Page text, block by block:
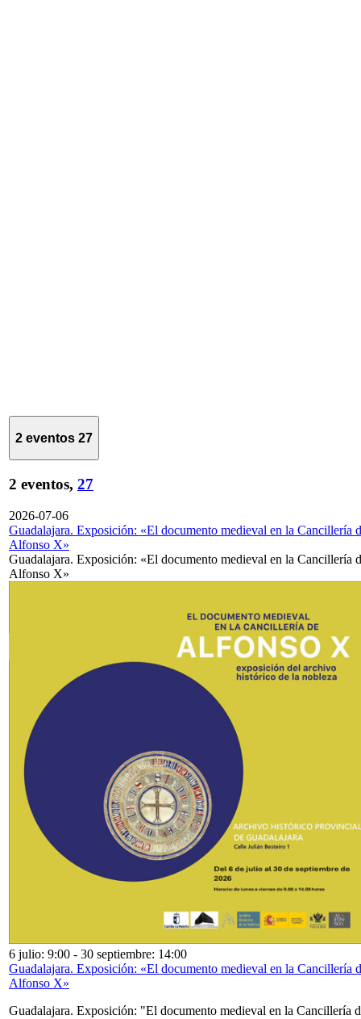
2 eventos 27
2 eventos, 27
2026-07-06
Guadalajara. Exposición: «El documento medieval en la Cancillería
Alfonso X»
Guadalajara. Exposición: «El documento medieval en la Cancillería
Alfonso X»
6 julio: 9:00 - 30 septiembre: 14:00
Guadalajara. Exposición: «El documento medieval en la Cancillería
Alfonso X»
Guadalajara. Exposición: "El documento medieval en la Cancillería